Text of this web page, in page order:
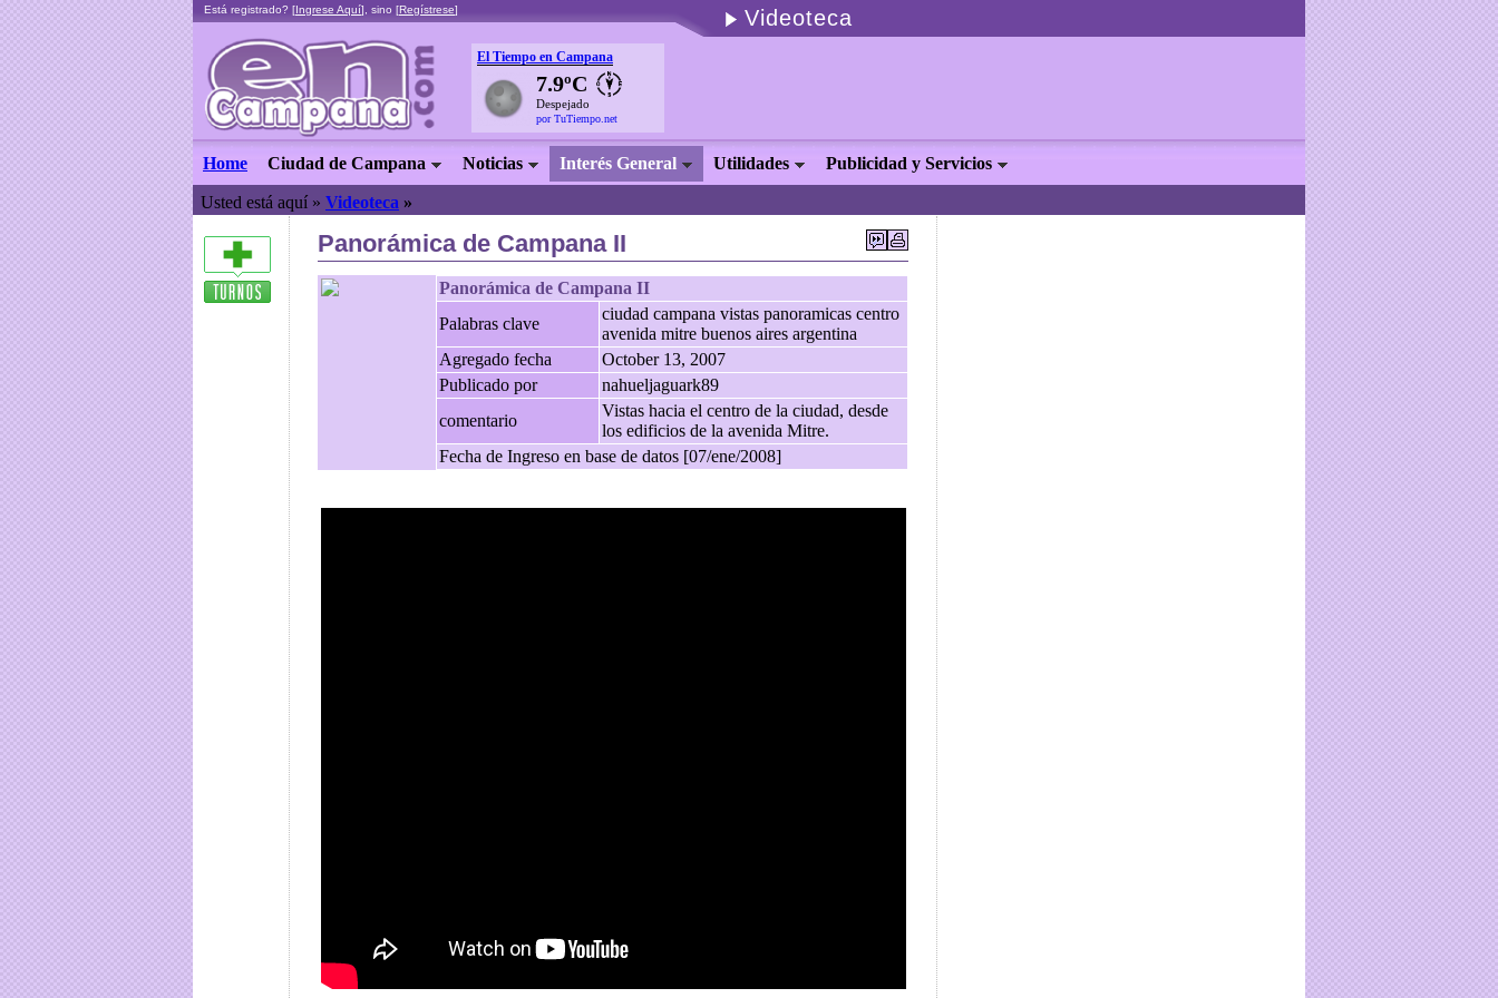
Está registrado? [Ingrese Aquí], sino [Regístrese] Videoteca
El Tiempo en Campana
7.9ºC
Despejado
por TuTiempo.net
Home Ciudad de Campana Noticias Interés General Utilidades Publicidad y Servicios
Usted está aquí » Videoteca »
Panorámica de Campana II
Panorámica de Campana II
Palabras clave
ciudad campana vistas panoramicas centro
avenida mitre buenos aires argentina
Agregado fecha
October 13, 2007
Publicado por
nahueljaguark89
comentario
Vistas hacia el centro de la ciudad, desde
los edificios de la avenida Mitre.
Fecha de Ingreso en base de datos [07/ene/2008]